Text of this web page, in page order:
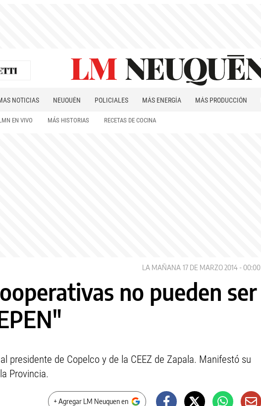
NOTICIAS NEUQUÉN POLICIALES MÁS ENERGÍA MÁS PRODUCCIÓN
EN VIVO MÁS HISTORIAS RECETAS DE COCINA
LA MAÑANA 17 DE MARZO 2014 - 00:00
no pueden ser
presidente de Copelco y de la CEEZ de Zapala. Manifestó su
Provincia.
+ Agregar LM Neuquen en